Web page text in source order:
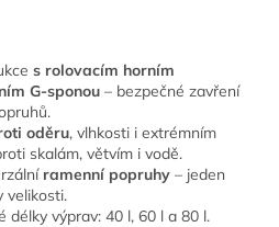
s rolovacím horním
G-sponou – bezpečné zavření
oděru, vlhkosti i extrémním
skalám, větvím i vodě.
ramenní popruhy – jeden
velikosti.
délky výprav: 40 l, 60 l a 80 l.